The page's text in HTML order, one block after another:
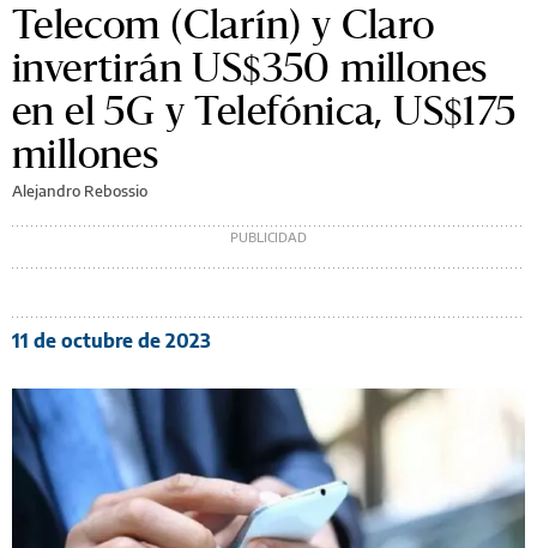
Telecom (Clarín) y Claro
invertirán US$350 millones
en el 5G y Telefónica, US$175
millones
Alejandro Rebossio
11 de octubre de 2023